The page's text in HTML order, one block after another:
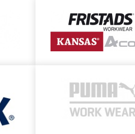
geprüfte Wirksamkeit:
nach COLIPA-Methode
Wasserbelastung)
A-Schutzfaktor (UV-A PF):20,68 –
EU-Vorgaben (> 0,33)